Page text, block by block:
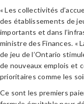
« Les collectivités
des établissements de
importants et dans
ministre des Finances. «
de jeu de l’Ontario
de nouveaux emplois et
prioritaires comme les
Ce sont les premiers